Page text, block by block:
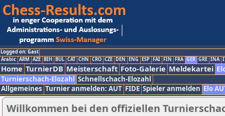
Logged on: Gast
Arabic ARM AZE BIH BUL CAT CHN CRO CZE DEN ENG ESP FAI FIN FRA GER GRE INA
Home TurnierDB Meisterschaft Foto-Galerie Meldekartei
Turnierschach-Elozahl Schnellschach-Elozahl
Allgemeines Turnier anmelden: AUT FIDE Spieler anmelden Elo
Willkommen bei den offiziellen